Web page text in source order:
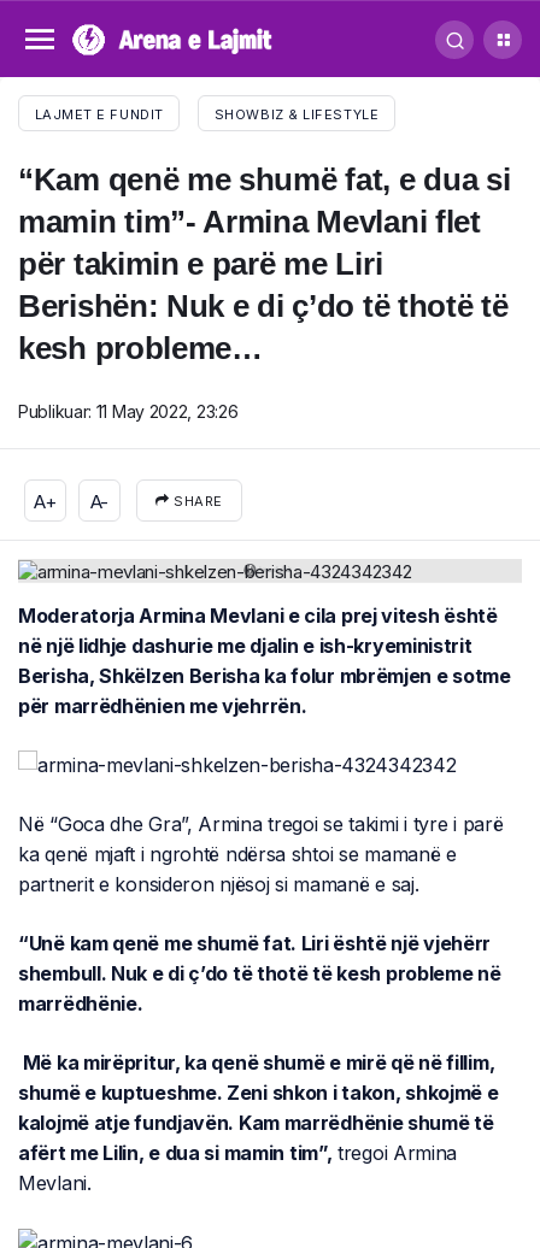
LAJMET E FUNDIT SHOWBIZ & LIFESTYLE
“Kam qenë me shumë fat, e dua si
mamin tim”- Armina Mevlani flet
për takimin e parë me Liri
Berishën: Nuk e di ç’do të thotë të
kesh probleme…
Publikuar: 11 May 2022, 23:26
A+ A- SHARE
Moderatorja Armina Mevlani e cila prej vitesh është
në një lidhje dashurie me djalin e ish-kryeministrit
Berisha, Shkëlzen Berisha ka folur mbrëmjen e sotme
për marrëdhënien me vjehrrën.
Në “Goca dhe Gra”, Armina tregoi se takimi i tyre i parë
ka qenë mjaft i ngrohtë ndërsa shtoi se mamanë e
partnerit e konsideron njësoj si mamanë e saj.
“Unë kam qenë me shumë fat. Liri është një vjehërr
shembull. Nuk e di ç’do të thotë të kesh probleme në
marrëdhënie.
Më ka mirëpritur, ka qenë shumë e mirë që në fillim,
shumë e kuptueshme. Zeni shkon i takon, shkojmë e
kalojmë atje fundjavën. Kam marrëdhënie shumë të
afërt me Lilin, e dua si mamin tim”, tregoi Armina
Mevlani.